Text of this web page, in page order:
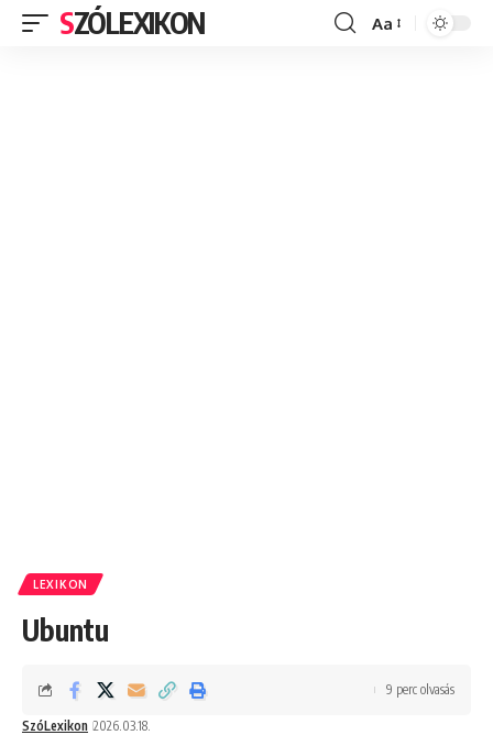
SZÓLEXIKON
Font
Aa
LEXIKON
Ubuntu
SzóLexikon 2026.03.18.
9 perc olvasás